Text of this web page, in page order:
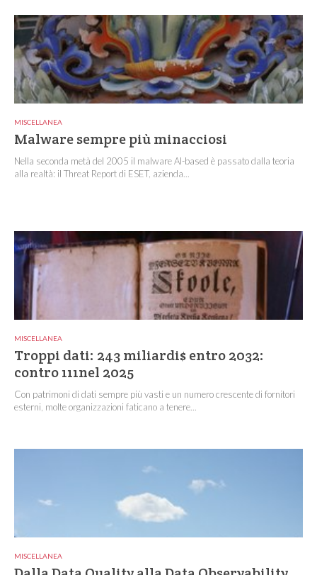
MISCELLANEA
Malware sempre più minacciosi
Nella seconda metà del 2005 il malware AI-based è passato dalla teoria
alla realtà: il Threat Report di ESET, azienda...
MISCELLANEA
Troppi dati: 243 miliardi$ entro 2032:
contro 111nel 2025
Con patrimoni di dati sempre più vasti e un numero crescente di fornitori
esterni, molte organizzazioni faticano a tenere...
MISCELLANEA